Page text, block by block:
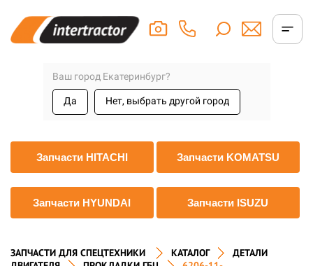
Ваш город Екатеринбург?
Да Нет, выбрать другой город
Запчасти HITACHI Запчасти KOMATSU
Запчасти HYUNDAI Запчасти ISUZU
ЗАПЧАСТИ ДЛЯ СПЕЦТЕХНИКИ КАТАЛОГ
ДЕТАЛИ